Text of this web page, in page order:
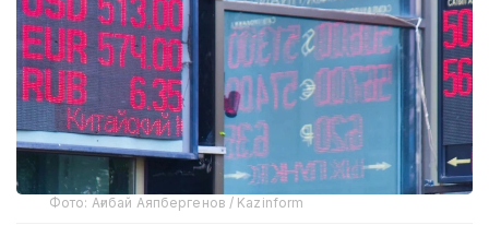
Фото: Ағибай Аяпбергенов / Kazinform